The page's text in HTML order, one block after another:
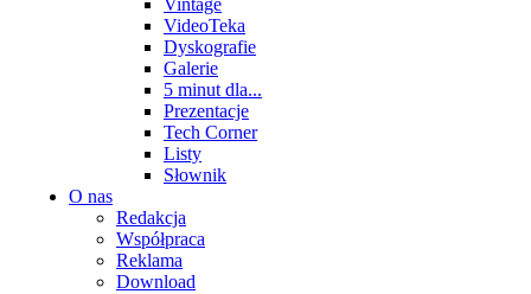
Vintage
VideoTeka
Dyskografie
Galerie
5 minut dla...
Prezentacje
Tech Corner
Listy
Słownik
O nas
Redakcja
Współpraca
Reklama
Download